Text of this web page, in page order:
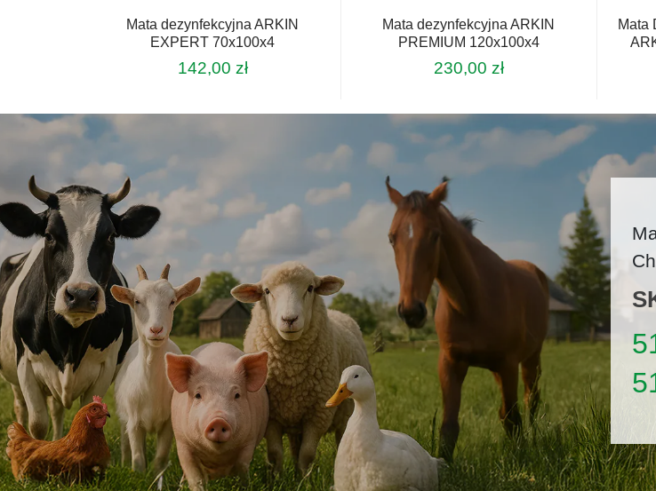
Mata dezynfekcyjna ARKIN
EXPERT 70x100x4
142,00 zł
Mata dezynfekcyjna ARKIN
PREMIUM 120x100x4
230,00 zł
Mata